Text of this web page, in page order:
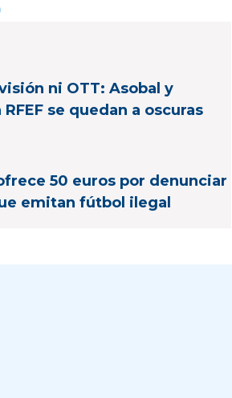
ni OTT: Asobal y
se quedan a oscuras
50 euros por denunciar
emitan fútbol ilegal